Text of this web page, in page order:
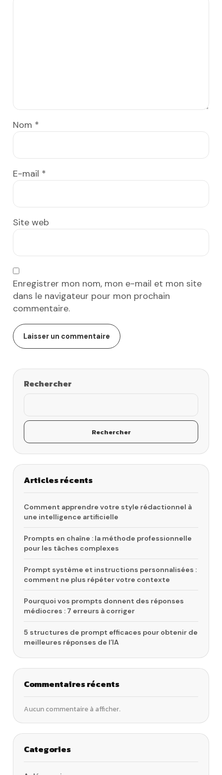
Nom *
E-mail *
Site web
Enregistrer mon nom, mon e-mail et mon site
dans le navigateur pour mon prochain
commentaire.
Rechercher
Rechercher
Articles récents
Comment apprendre votre style rédactionnel à
une intelligence artificielle
Prompts en chaîne : la méthode professionnelle
pour les tâches complexes
Prompt système et instructions personnalisées :
comment ne plus répéter votre contexte
Pourquoi vos prompts donnent des réponses
médiocres : 7 erreurs à corriger
5 structures de prompt efficaces pour obtenir de
meilleures réponses de l’IA
Commentaires récents
Aucun commentaire à afficher.
Categories